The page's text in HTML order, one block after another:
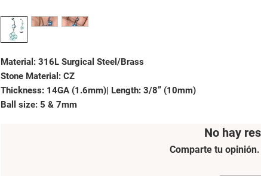
Material: 316L Surgical Steel/Brass
Stone Material: CZ
Thickness: 14GA (1.6mm)| Length: 3/8” (10mm)
Ball size: 5 & 7mm
No hay
Comparte tu